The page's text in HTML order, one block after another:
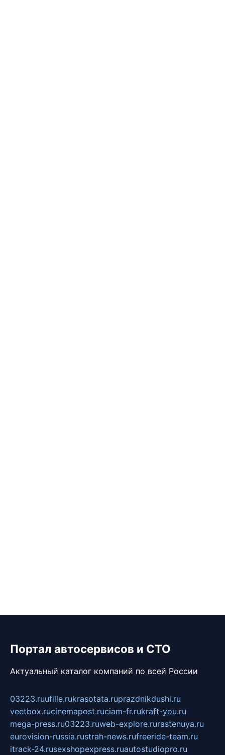
Портал автосервисов и СТО
Актуальный каталог компаний по всей России
03223.ruufille.rukrasotata.ruprazdnikdushi.ru
veetbox.rucinemapost.ruciam-fr.rukraft-you.ru
mega-press.ru03223.ruweb-explore.rurastenuya.ru
eurovision-russia.rustrah-news.rufreeride-team.ru
itrack-24.rusexshopexpress.ruautostudiopro.ru